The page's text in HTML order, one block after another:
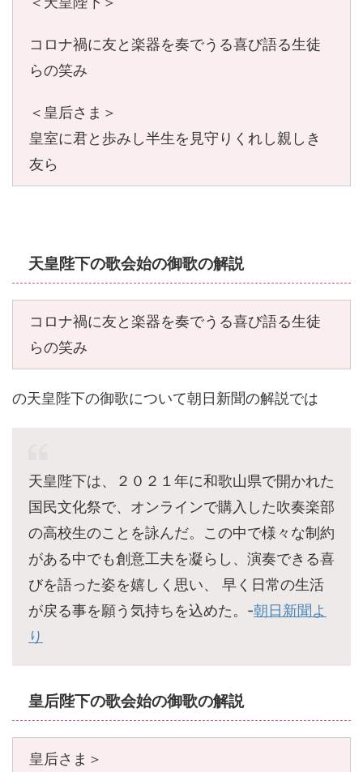
コロナ禍に友と楽器を奏でうる喜び語る生徒
らの笑み
＜皇后さま＞
皇室に君と歩みし半生を見守りくれし親しき
友ら
天皇陛下の歌会始の御歌の解説
コロナ禍に友と楽器を奏でうる喜び語る生徒
らの笑み
の天皇陛下の御歌について朝日新聞の解説では
天皇陛下は、２０２１年に和歌山県で開かれた
国民文化祭で、オンラインで購入した吹奏楽部
の高校生のことを詠んだ。この中で様々な制約
がある中でも創意工夫を凝らし、演奏できる喜
びを語った姿を嬉しく思い、 早く日常の生活
が戻る事を願う気持ちを込めた。-朝日新聞よ
り
皇后陛下の歌会始の御歌の解説
皇后さま＞